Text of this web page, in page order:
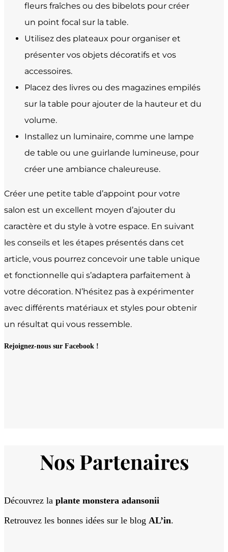
fleurs fraîches ou des bibelots pour créer
un point focal sur la table.
Utilisez des plateaux pour organiser et
présenter vos objets décoratifs et vos
accessoires.
Placez des livres ou des magazines empilés
sur la table pour ajouter de la hauteur et du
volume.
Installez un luminaire, comme une lampe
de table ou une guirlande lumineuse, pour
créer une ambiance chaleureuse.
Créer une petite table d’appoint pour votre
salon est un excellent moyen d’ajouter du
caractère et du style à votre espace. En suivant
les conseils et les étapes présentés dans cet
article, vous pourrez concevoir une table unique
et fonctionnelle qui s’adaptera parfaitement à
votre décoration. N’hésitez pas à expérimenter
avec différents matériaux et styles pour obtenir
un résultat qui vous ressemble.
Rejoignez-nous sur Facebook !
Nos Partenaires
Découvrez la plante monstera adansonii
Retrouvez les bonnes idées sur le blog AL’in.